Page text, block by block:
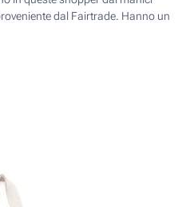
dal Fairtrade. Hanno un